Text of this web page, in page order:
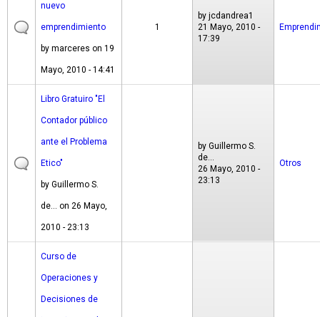
nuevo
emprendimiento
by marceres on 19
Mayo, 2010 - 14:41
1
by jcdandrea1
21 Mayo, 2010 -
17:39
Libro Gratuiro "El
Contador público
ante el Problema
Etico"
by Guillermo S.
de... on 26 Mayo,
2010 - 23:13
by Guillermo S.
de...
26 Mayo, 2010 -
23:13
Otros
Curso de
Operaciones y
Decisiones de